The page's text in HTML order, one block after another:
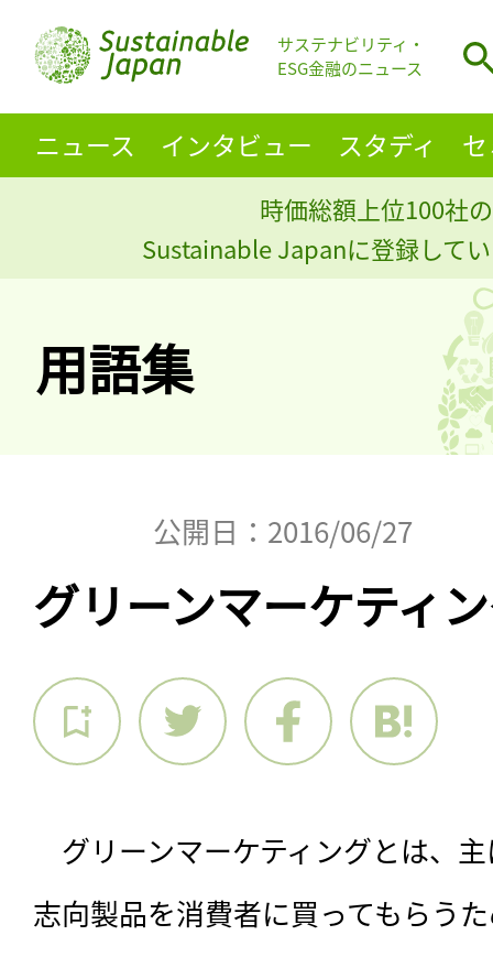
サステナビリティ・
ESG金融のニュース
ニュース インタビュー スタディ
時価総額上位100社
Sustainable Japanに登録して
用語集
公開日：2016/06/27
グリーンマーケティ
グリーンマーケティングとは、
志向製品を消費者に買ってもらう